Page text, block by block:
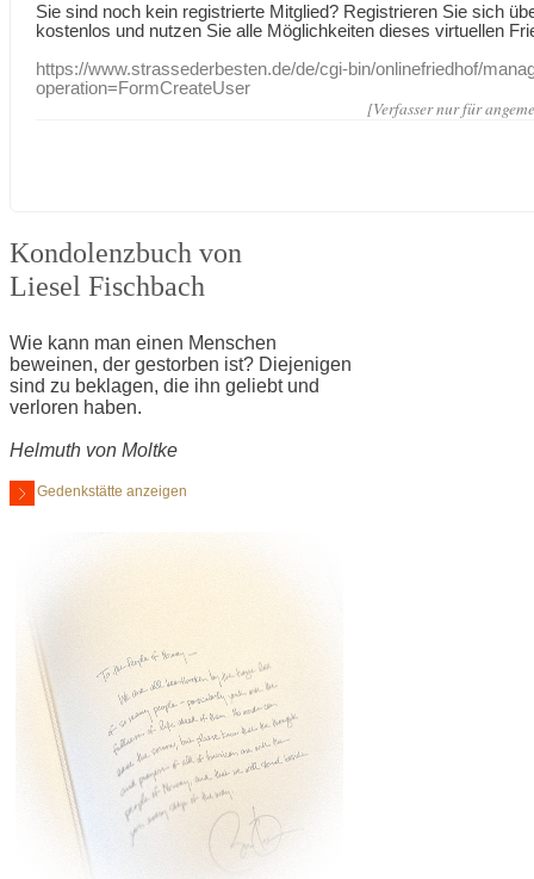
Sie sind noch kein registrierte Mitglied? Registrieren Sie sich
kostenlos und nutzen Sie alle Möglichkeiten dieses virtuellen
https://www.strassederbesten.de/de/cgi-bin/onlinefriedhof/
operation=FormCreateUser
[Verfasser nur für
Kondolenzbuch von
Liesel Fischbach
Wie kann man einen Menschen
beweinen, der gestorben ist? Diejenigen
sind zu beklagen, die ihn geliebt und
verloren haben.
Helmuth von Moltke
Gedenkstätte anzeigen